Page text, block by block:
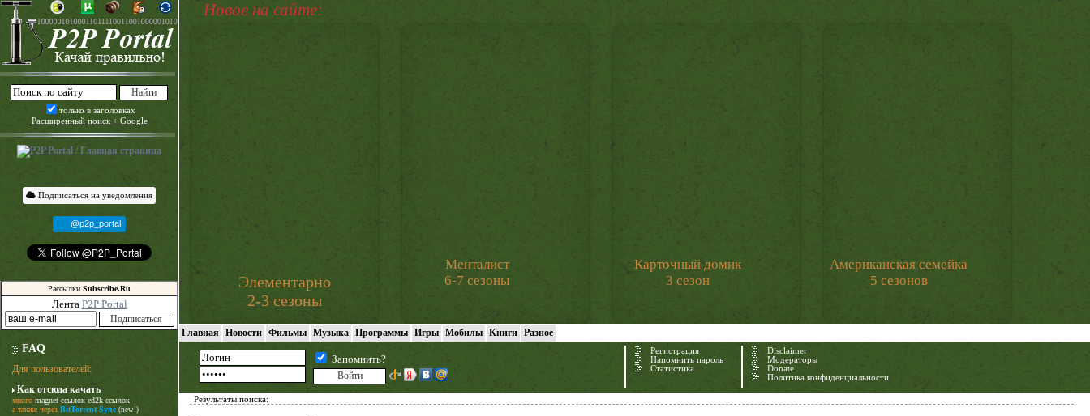
только в заголовках
Расширенный поиск + Google
Подписаться на уведомления
@p2p_portal
Рассылки Subscribe.Ru
Лента P2P Portal
FAQ
Для пользователей:
Как отсюда качать
много magnet-ссылок ed2k-ссылок
а также через BitTorrent Sync (new!)
Новое на сайте:
Элементарно
2-3 сезоны
Менталист
6-7 сезоны
Карточный домик
3 сезон
Американская семейка
5 сезонов
Главная Новости Фильмы Музыка Программы Игры Мобилы Книги Разное
Запомнить?
Регистрация
Напомнить пароль
Статистика
Disclaimer
Модераторы
Donate
Политика конфиденциальности
Результаты поиска: